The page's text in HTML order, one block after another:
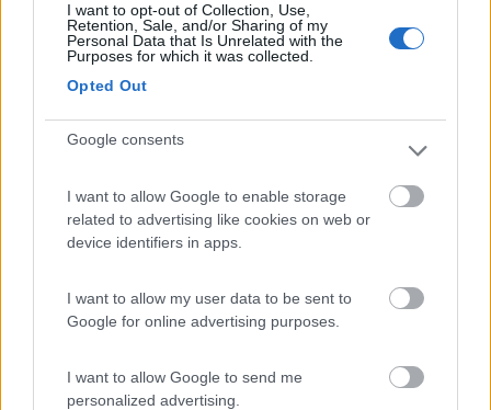
I want to opt-out of Collection, Use,
Retention, Sale, and/or Sharing of my
Personal Data that Is Unrelated with the
Purposes for which it was collected.
Opted Out
Google consents
I want to allow Google to enable storage
related to advertising like cookies on web or
device identifiers in apps.
I want to allow my user data to be sent to
Google for online advertising purposes.
I want to allow Google to send me
personalized advertising.
più alto di quello "normale" e qualche piccoletto si è lamentato.
Credo che non sia utilizzato soprattutto per questo motivo.
Io ho risolto cambiando camper : sono passato da un modello
del 2008 33 Q.li e ruote da 15" a un modello del 2015 35 Q.li e
delle gomme !
LMCTI
-
09:45:31
In risposta al messaggio di Paolobitta51 del17/01/2018 alle20:42:45
Trovi notizia nel sito di FiatProfessional ma il sedile ammortizzato
sedile del Ducato con piastra girevole è più alto di quello normale e